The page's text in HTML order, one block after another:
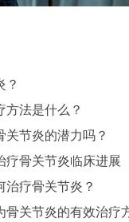
？
方法是什么？
关节炎的潜力吗？
疗骨关节炎临床进展
治疗骨关节炎？
骨关节炎的有效治疗